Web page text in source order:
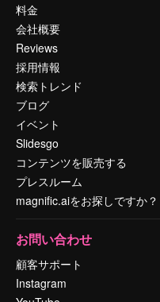
料金
会社概要
Reviews
採用情報
検索トレンド
ブログ
イベント
Slidesgo
コンテンツを販売する
プレスルーム
magnific.aiをお探しですか？
お問い合わせ
顧客サポート
Instagram